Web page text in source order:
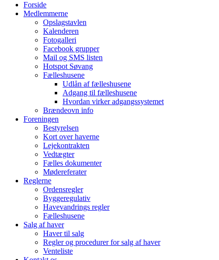
Forside
Medlemmerne
Opslagstavlen
Kalenderen
Fotogalleri
Facebook grupper
Mail og SMS listen
Hotspot Søvang
Fælleshusene
Udlån af fælleshusene
Adgang til fælleshusene
Hvordan virker adgangssystemet
Brændeovn info
Foreningen
Bestyrelsen
Kort over haverne
Lejekontrakten
Vedtægter
Fælles dokumenter
Mødereferater
Reglerne
Ordensregler
Byggeregulativ
Havevandrings regler
Fælleshusene
Salg af haver
Haver til salg
Regler og procedurer for salg af haver
Venteliste